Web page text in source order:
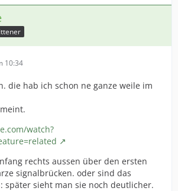
10:34
die hab ich schon ne ganze weile im
watch?
rechts aussen über den ersten
signalbrücken. oder sind das
später sieht man sie noch deutlicher.